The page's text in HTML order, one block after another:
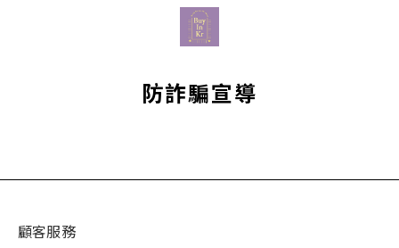
防詐騙宣導
顧客服務